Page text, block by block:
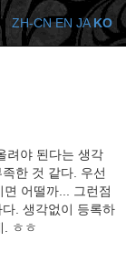
려야 된다는 생각
한 것 같다. 우선
어떨까... 그런점
. 생각없이 등록하
. ㅎㅎ
ZH-CN EN JA KO